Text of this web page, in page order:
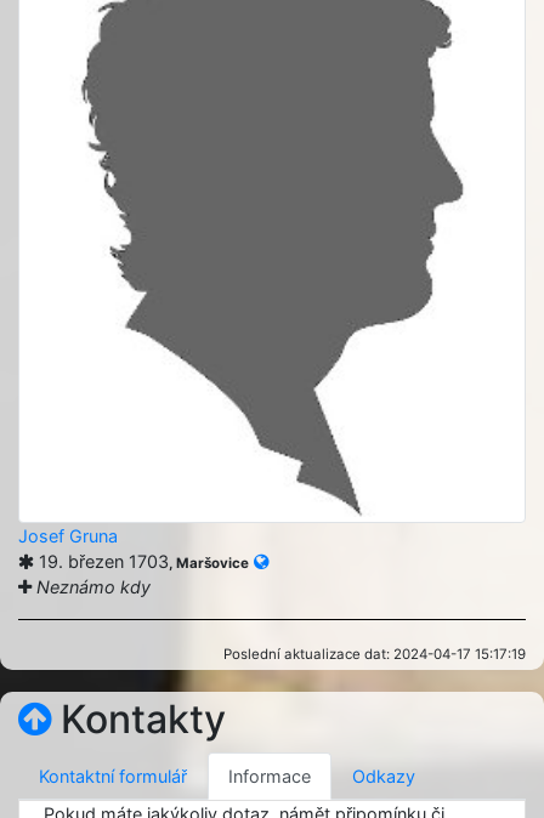
Josef Gruna
19. březen 1703, Maršovice
Neznámo kdy
Poslední aktualizace dat: 2024-04-17 15:17:19
Kontakty
Kontaktní formulář Informace
Odkazy
Pokud máte jakýkoliv dotaz, námět připomínku či